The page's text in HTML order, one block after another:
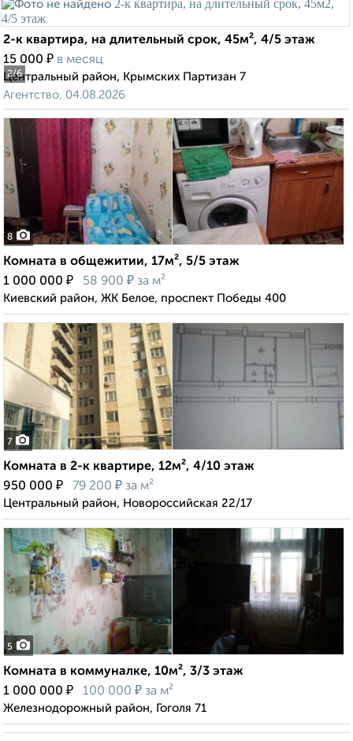
2/6
2-к квартира, на длительный срок, 45м², 4/5 этаж
15 000 ₽ в месяц
Центральный район, Крымских Партизан 7
Агентство, 04.08.2026
8
Комната в общежитии, 17м², 5/5 этаж
1 000 000 ₽ 58 900 ₽ за м²
Киевский район, ЖК Белое, проспект Победы 400
7
Комната в 2-к квартире, 12м², 4/10 этаж
950 000 ₽ 79 200 ₽ за м²
Центральный район, Новороссийская 22/17
5
Комната в коммуналке, 10м², 3/3 этаж
1 000 000 ₽ 100 000 ₽ за м²
Железнодорожный район, Гоголя 71